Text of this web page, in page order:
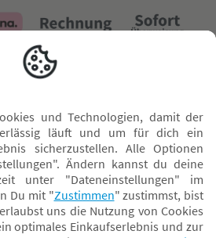
zzgl.Versandkosten. Der dargestellte Preis gilt -